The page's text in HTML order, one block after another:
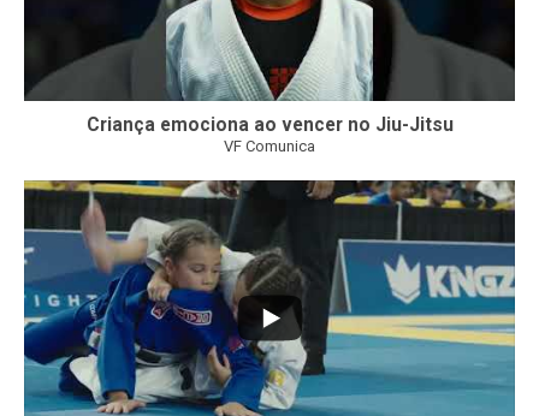
Criança emociona ao vencer no Jiu-Jitsu
VF Comunica
...